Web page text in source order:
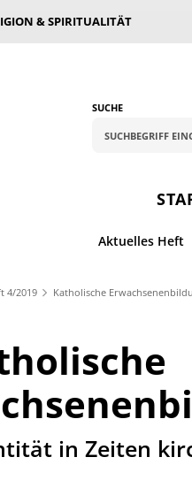
& SPIRITUALITÄT
SUCHE
Aktuelles Heft
4/2019 Katholische
in Zeiten